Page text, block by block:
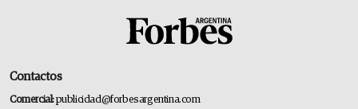
Contactos
Comercial:publicidad@forbesargentina.com